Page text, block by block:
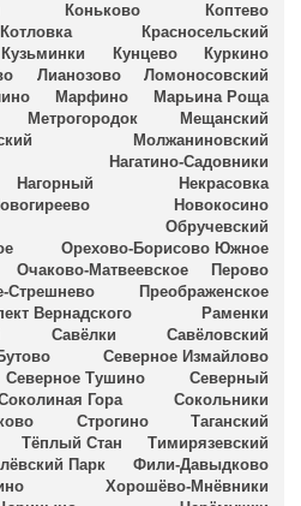
Коньково
Коптево
Котловка
Красносельский
Кузьминки Кунцево
Куркино
Лианозово
Ломоносовский
Марфино
Марьина Роща
Метрогородок
Мещанский
Молжаниновский
Нагатино-Садовники
Нагорный
Некрасовка
Новокосино
Обручевский
Орехово-Борисово Южное
Очаково-Матвеевское
Перово
Стрешнево
Преображенское
Вернадского
Раменки
Савёлки
Савёловский
Северное Измайлово
Северное Тушино
Северный
Гора
Сокольники
Строгино
Таганский
Тёплый Стан
Тимирязевский
Парк
Фили-Давыдково
Хорошёво-Мнёвники